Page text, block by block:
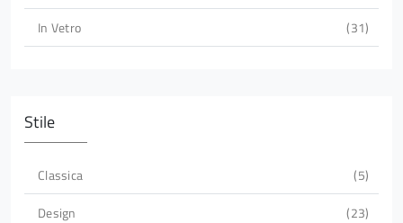
In Vetro
31
Stile
Classica
5
Design
23